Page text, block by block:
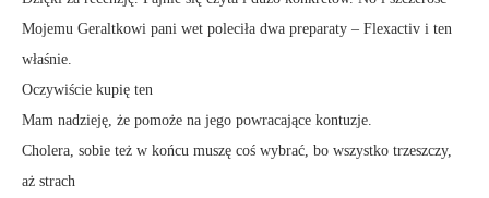
Mojemu Geraltkowi pani wet poleciła dwa preparaty – Flexactiv i ten
właśnie.
Oczywiście kupię ten
Mam nadzieję, że pomoże na jego powracające kontuzje.
Cholera, sobie też w końcu muszę coś wybrać, bo wszystko trzeszczy,
aż strach